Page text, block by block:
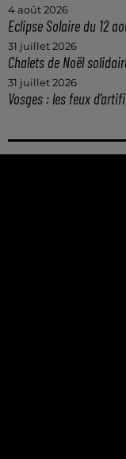
4 août 2026
Eclipse Solaire du 12
31 juillet 2026
Chalets de Noël
31 juillet 2026
Vosges : les feux